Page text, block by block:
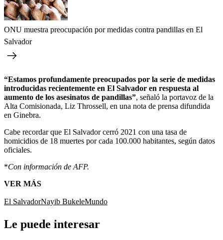
ONU muestra preocupación por medidas contra pandillas en El
Salvador
“Estamos profundamente preocupados por la serie de medidas
introducidas recientemente en El Salvador en respuesta al
aumento de los asesinatos de pandillas”, señaló la portavoz de la
Alta Comisionada, Liz Throssell, en una nota de prensa difundida
en Ginebra.
Cabe recordar que El Salvador cerró 2021 con una tasa de
homicidios de 18 muertes por cada 100.000 habitantes, según datos
oficiales.
*Con información de AFP.
VER MÁS
El SalvadorNayib BukeleMundo
Le puede interesar